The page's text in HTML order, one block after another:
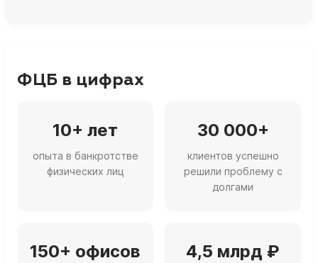
ФЦБ в цифрах
10+ лет
опыта в банкротстве
физических лиц
30 000+
клиентов успешно
решили проблему с
долгами
150+ офисов 4,5 млрд ₽